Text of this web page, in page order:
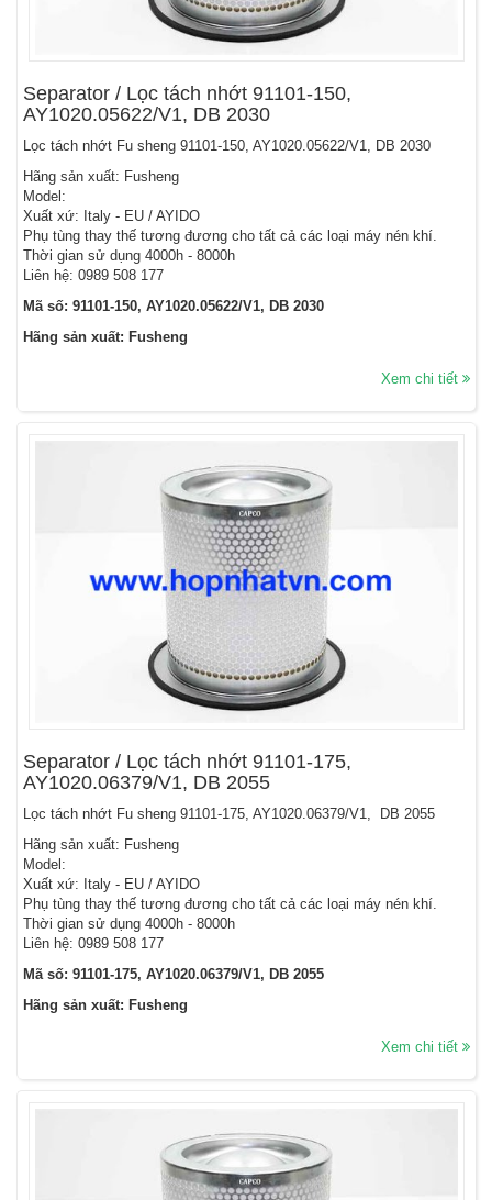
Separator / Lọc tách nhớt 91101-150,
AY1020.05622/V1, DB 2030
Lọc tách nhớt Fu sheng 91101-150, AY1020.05622/V1, DB 2030
Hãng sản xuất: Fusheng
Model:
Xuất xứ: Italy - EU / AYIDO
Phụ tùng thay thế tương đương cho tất cả các loại máy nén khí.
Thời gian sử dụng 4000h - 8000h
Liên hệ: 0989 508 177
Mã số: 91101-150, AY1020.05622/V1, DB 2030
Hãng sản xuất: Fusheng
Xem chi tiết
Separator / Lọc tách nhớt 91101-175,
AY1020.06379/V1, DB 2055
Lọc tách nhớt Fu sheng 91101-175, AY1020.06379/V1, DB 2055
Hãng sản xuất: Fusheng
Model:
Xuất xứ: Italy - EU / AYIDO
Phụ tùng thay thế tương đương cho tất cả các loại máy nén khí.
Thời gian sử dụng 4000h - 8000h
Liên hệ: 0989 508 177
Mã số: 91101-175, AY1020.06379/V1, DB 2055
Hãng sản xuất: Fusheng
Xem chi tiết